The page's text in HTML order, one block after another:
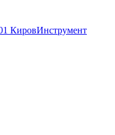
КировИнструмент